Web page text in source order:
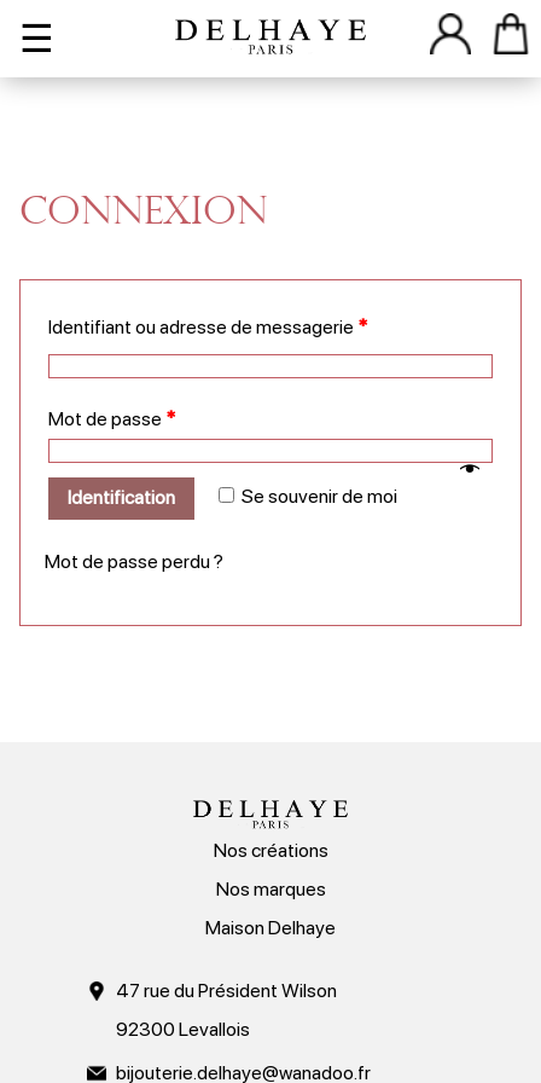
☰
Connexion
Identifiant ou adresse de messagerie *
Mot de passe *
Se souvenir de moi
Identification
Mot de passe perdu ?
Nos créations
Nos marques
Maison Delhaye
47 rue du Président Wilson
92300 Levallois
bijouterie.delhaye@wanadoo.fr